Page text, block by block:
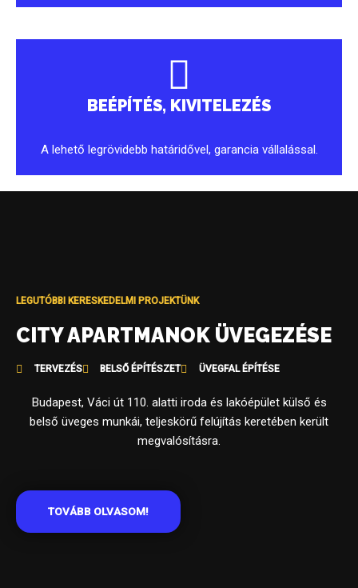
BEÉPÍTÉS, KIVITELEZÉS
A lehető legrövidebb határidővel, garancia vállalással.
LEGUTÓBBI KERESKEDELMI PROJEKTÜNK
CITY APARTMANOK ÜVEGEZÉSE
TERVEZÉS BELSŐ ÉPÍTÉSZET ÜVEGFAL ÉPÍTÉSE
Budapest, Váci út 110. alatti iroda és lakóépület külső és
belső üveges munkái, teljeskörű felújítás keretében került
megvalósításra.
TOVÁBB OLVASOM!